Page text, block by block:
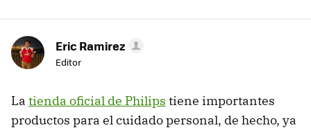
Eric Ramirez
Editor
La tienda oficial de Philips tiene importantes
productos para el cuidado personal, de hecho, ya